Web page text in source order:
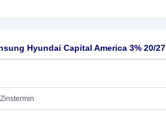
Hyundai Capital America 3% 20/27